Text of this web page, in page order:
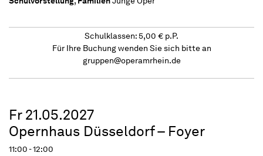
Schulklassen: 5,00 € p.P.
Für Ihre Buchung wenden Sie sich bitte an
gruppen@operamrhein.de
Fr 21.05.2027
Opernhaus Düsseldorf – Foyer
11:00 - 12:00